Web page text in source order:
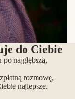
do Ciebie
najgłębszą,
rozmowę,
najlepsze.